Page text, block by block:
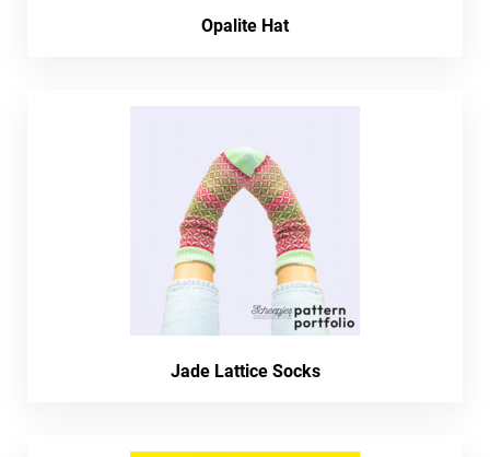
Opalite Hat
Jade Lattice Socks